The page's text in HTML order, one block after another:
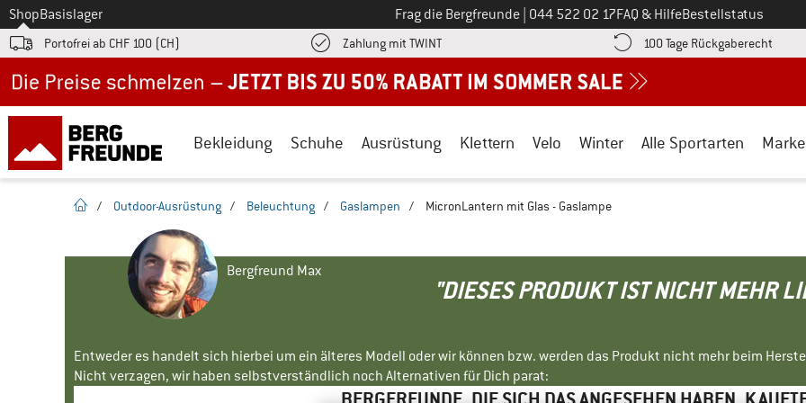
Zum
ShopBasislager Frag die Bergfreunde Ruf uns an unter
044 522 02 17FAQ & HilfeBestellstatus
Portofrei ab CHF 100 (CH) Zahlung mit TWINTFinde die Zahlungs-Infos hier! Öffnet sich in einer Infobox
100 Tage Rückgaberecht
Bekleidung Schuhe Ausrüstung Klettern Velo Winter Alle Sportarten
Startseite
/ Outdoor-Ausrüstung / Beleuchtung / Gaslampen / MicronLantern mit Glas - Gaslampe
Bergfreund Max
"DIESES PRODUKT IST NICHT MEHR
Entweder es handelt sich hierbei um ein älteres Modell oder wir können bzw. werden das Produkt nicht mehr beim
Nicht verzagen, wir haben selbstverständlich noch Alternativen für Dich parat: